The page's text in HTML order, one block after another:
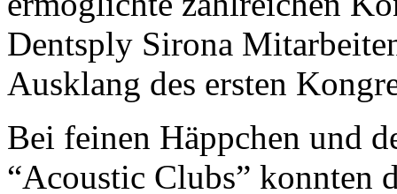
Dentsply Sirona
Ausklang des ersten
Bei feinen Häppchen und
“Acoustic Clubs” konnten